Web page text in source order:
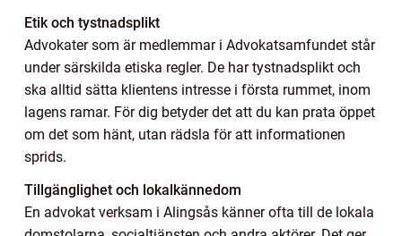
Etik och tystnadsplikt
Advokater som är medlemmar i Advokatsamfundet står
under särskilda etiska regler. De har tystnadsplikt och
ska alltid sätta klientens intresse i första rummet, inom
lagens ramar. För dig betyder det att du kan prata öppet
om det som hänt, utan rädsla för att informationen
sprids.
Tillgänglighet och lokalkännedom
En advokat verksam i Alingsås känner ofta till de lokala